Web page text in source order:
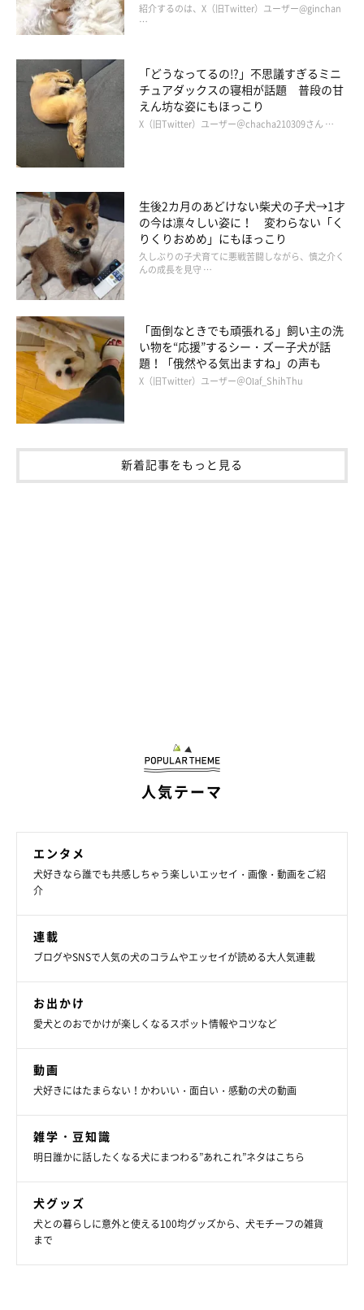
紹介するのは、X（旧Twitter）ユーザー@ginchan
…
「どうなってるの!?」不思議すぎるミニ
チュアダックスの寝相が話題 普段の甘
えん坊な姿にもほっこり
X（旧Twitter）ユーザー＠chacha210309さん …
生後2カ月のあどけない柴犬の子犬→1才
の今は凛々しい姿に！ 変わらない「く
りくりおめめ」にもほっこり
久しぶりの子犬育てに悪戦苦闘しながら、慎之介く
んの成長を見守 …
「面倒なときでも頑張れる」飼い主の洗
い物を“応援”するシー・ズー子犬が話
題！「俄然やる気出ますね」の声も
X（旧Twitter）ユーザー＠Olaf_ShihThu
新着記事をもっと見る
人気テーマ
エンタメ
犬好きなら誰でも共感しちゃう楽しいエッセイ・画像・動画をご紹
介
連載
ブログやSNSで人気の犬のコラムやエッセイが読める大人気連載
お出かけ
愛犬とのおでかけが楽しくなるスポット情報やコツなど
動画
犬好きにはたまらない！かわいい・面白い・感動の犬の動画
雑学・豆知識
明日誰かに話したくなる犬にまつわる”あれこれ”ネタはこちら
犬グッズ
犬との暮らしに意外と使える100均グッズから、犬モチーフの雑貨
まで